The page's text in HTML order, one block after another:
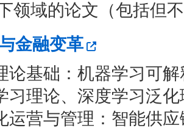
领域的论文（包括但
金融变革
论基础：机器学习可
习理论、深度学习泛
运营与管理：智能供